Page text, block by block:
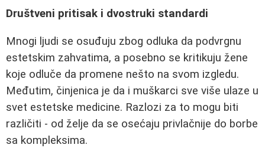
Društveni pritisak i dvostruki standardi
Mnogi ljudi se osuđuju zbog odluka da podvrgnu
estetskim zahvatima, a posebno se kritikuju žene
koje odluče da promene nešto na svom izgledu.
Međutim, činjenica je da i muškarci sve više ulaze u
svet estetske medicine. Razlozi za to mogu biti
različiti - od želje da se osećaju privlačnije do borbe
sa kompleksima.